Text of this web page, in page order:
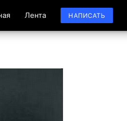
Лента НАПИСАТЬ